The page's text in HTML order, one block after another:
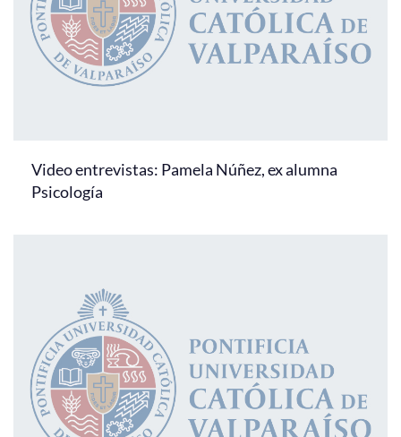
Video entrevistas: Pamela Núñez, ex alumna
Psicología